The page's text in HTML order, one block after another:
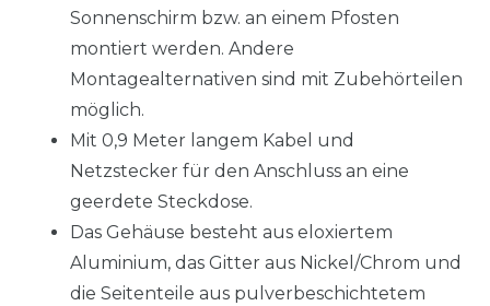
Sonnenschirm bzw. an einem Pfosten
montiert werden. Andere
Montagealternativen sind mit Zubehörteilen
möglich.
Mit 0,9 Meter langem Kabel und
Netzstecker für den Anschluss an eine
geerdete Steckdose.
Das Gehäuse besteht aus eloxiertem
Aluminium, das Gitter aus Nickel/Chrom und
die Seitenteile aus pulverbeschichtetem